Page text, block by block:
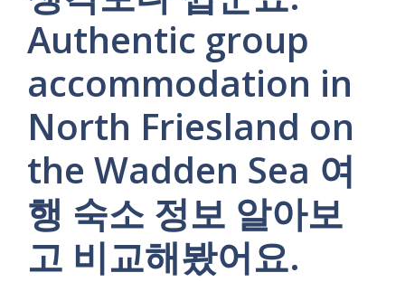
Authentic group
accommodation in
North Friesland on
the Wadden Sea 여
행 숙소 정보 알아보
고 비교해봤어요.